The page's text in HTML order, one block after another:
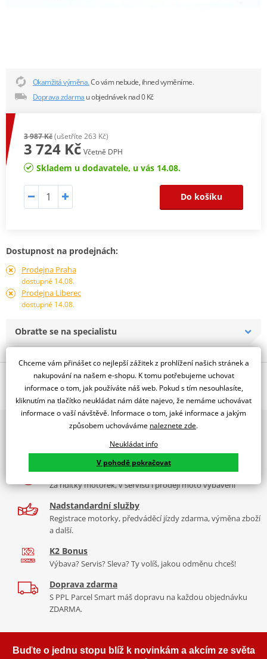
Okamžitá výměna.Co vám nebude, ihned vyměníme.
Doprava zdarma u objednávek nad 0 Kč
3 987 Kč(ušetříte 263 Kč)
3 724 Kč Včetně DPH
Skladem u dodavatele, u vás 14.08.
Do košíku
Dostupnost na prodejnách:
Prodejna Praha
dostupné 14.08.
Prodejna Liberec
dostupné 14.08.
Obraťte se na specialistu
Popis a parametry
Jsme autorizovaný
dealer značky EK + SUPERSPROX
Řetězová sada - Řetěz EK, řada MVXZ2, ve zlaté barvě, těsněný QX-
kroužkem. Ocelové kolečko a rozeta SUPERSPROX.
Řetěz 520 MVXZ2
proto, že je použitelný až do 1 000ccm. Tudíž je vhodnou
alternativou (a jedinou na trhu), k nejdražším, nejlepším řetězům
pro silné stroje. Je suverénně nejpevnější a jako jediný má ZST a je
těsněný QX-kroužkem.
Typické motorky:Kawasaki Z800, Ducati Monster 900, Honda NC
750, Suzuki DL 1000 V-strom, závodní superbiky s přestavbou na
rozměr řetězu 520.
Řada MVXZ
2x multibrand showroom
9 značek motocyklů, servis, oblečení, doplňky i náhradní
díly, to vše v Praze a Liberci
Více než 30 let zkušeností
Za řídítky motorek, v servisu i prodeji moto vybavení
Nadstandardní služby
Registrace motorky, předváděcí jízdy zdarma, výměna zboží
a další.
K2 Bonus
Výbava? Servis? Sleva? Ty volíš, jakou odměnu chceš!
Doprava zdarma
S PPL Parcel Smart máš dopravu na každou objednávku
ZDARMA.
Buďte o jednu stopu blíž k novinkám a akcím ze světa
Chceme vám přinášet co nejlepší zážitek z prohlížení našich stránek a
nakupování na našem e-shopu. K tomu potřebujeme uchovat
informace o tom, jak používáte náš web. Pokud s tím nesouhlasíte,
kliknutím na tlačítko neukládat nám dáte najevo, že nemáme uchovávat
informace o vaší návštěvě. Informace o tom, jaké informace a jakým
způsobem uchováváme naleznete zde.
Neukládat info
V pohodě pokračovat